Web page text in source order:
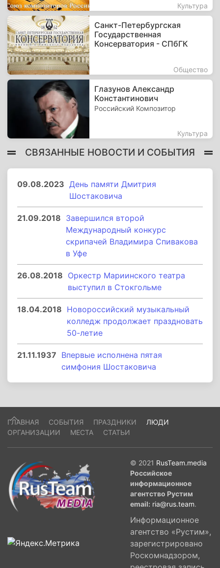
Культура
Санкт-Петербургская
Государственная
Консерватория - СПбГК
Общество
Глазунов Александр
Константинович
Российский Композитор
Культура
СВЯЗАННЫЕ НОВОСТИ И СОБЫТИЯ
09.08.2023 День памяти Дмитрия
Шостаковича
21.09.2018 Завершился второй
Международный конкурс
скрипачей Владимира Спивакова
в Уфе
26.08.2018 Оркестр Мариинского театра
выступил в Стокгольме
18.04.2018 Новороссийский музыкальный
колледж продолжает праздновать
50-летие
21.11.1937 Впервые исполнена пятая
симфония Шостаковича
ГЛАВНАЯ СОБЫТИЯ ПРАЗДНИКИ
ЛЮДИ
ОРГАНИЗАЦИИ
МЕСТА СТАТЬИ
© 2021 RusTeam.media
Российское
информационное
агентство Рустим
email: ria@rus.team.
Информационное
агентство «Рустим»,
зарегистрировано
Роскомнадзором,